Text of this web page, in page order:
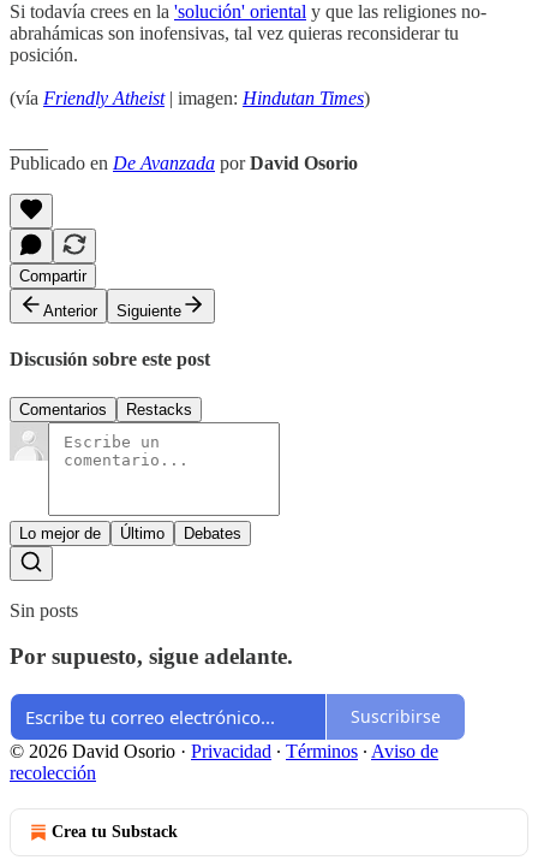
Si todavía crees en la 'solución' oriental y que las religiones no-
abrahámicas son inofensivas, tal vez quieras reconsiderar tu
posición.
(vía Friendly Atheist| imagen: Hindutan Times)
Publicado en De Avanzada porDavid Osorio
Compartir
Anterior
Siguiente
Discusión sobre este post
Comentarios Restacks
Lo mejor de Último Debates
Sin posts
Por supuesto, sigue adelante.
Suscribirse
© 2026 David Osorio · Privacidad ∙ Términos ∙ Aviso de
recolección
Crea tu Substack